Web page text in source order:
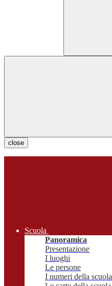
close
Scuola
Panoramica
Presentazione
I luoghi
Le persone
I numeri della scuola